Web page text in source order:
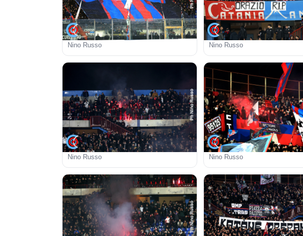
Nino Russo Nino Russo
Nino Russo Nino Russo